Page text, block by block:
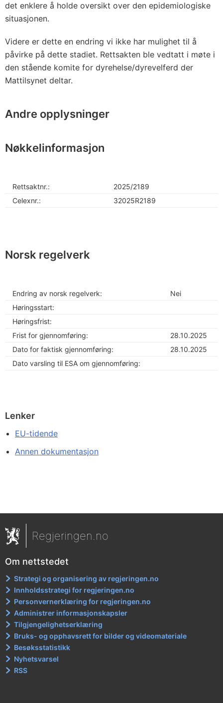
det enklere å holde oversikt over den epidemiologiske
situasjonen.
Videre er dette en endring vi ikke har mulighet til å
påvirke på dette stadiet. Rettsakten ble vedtatt i møte i
den stående komite for dyrehelse/dyrevelferd der
Mattilsynet deltar.
Andre opplysninger
Nøkkelinformasjon
Rettsaktnr.:
2025/2189
Celexnr.:
32025R2189
Norsk regelverk
Endring av norsk regelverk:
Nei
Høringsstart:
Høringsfrist:
Frist for gjennomføring:
28.10.2025
Dato for faktisk gjennomføring:
28.10.2025
Dato varsling til ESA om gjennomføring:
Lenker
EU-tidende
Annen dokumentasjon
Regjeringen.no
Om nettstedet
Strategi og organisering av regjeringen.no
Innholdsstrategi for regjeringen.no
Personvernerklæring for regjeringen.no
Administrer informasjonskapsler
Tilgjengelighetserklæring
Bruks- og opphavsrett for bilder og videomateriale
Besøksstatistikk
Nyhetsvarsel
RSS